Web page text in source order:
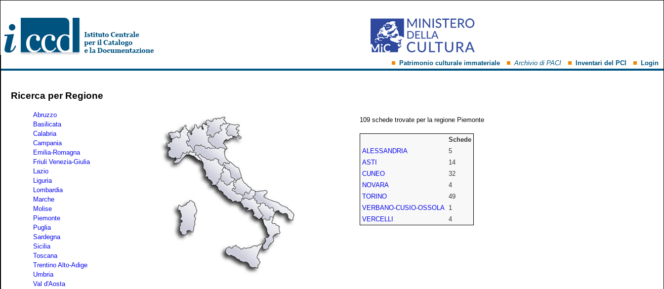
Patrimonio culturale immateriale Archivio di PACI Inventari del PCI Login
Ricerca per Regione
109 schede trovate per la regione Piemonte
Schede
ALESSANDRIA
5
ASTI
14
CUNEO
32
NOVARA
4
TORINO
49
VERBANO-CUSIO-OSSOLA
1
VERCELLI
4
Abruzzo
Basilicata
Calabria
Campania
Emilia-Romagna
Friuli Venezia-Giulia
Lazio
Liguria
Lombardia
Marche
Molise
Piemonte
Puglia
Sardegna
Sicilia
Toscana
Trentino Alto-Adige
Umbria
Val d'Aosta